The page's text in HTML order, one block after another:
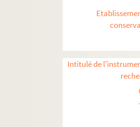
Intitulé de